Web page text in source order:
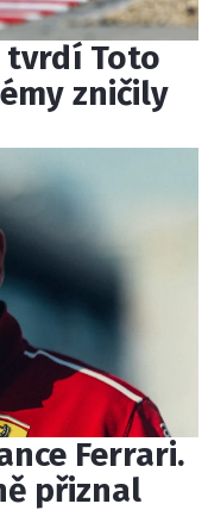
tvrdí Toto
zničily
Ferrari.
přiznal